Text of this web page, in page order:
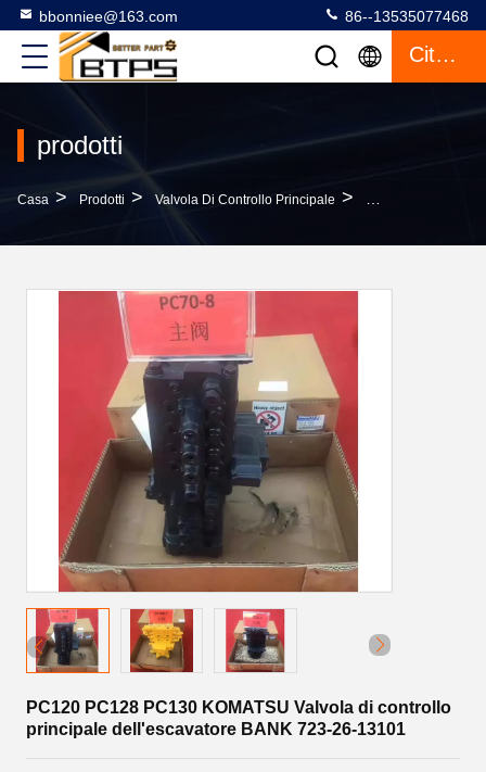
bbonniee@163.com 86--13535077468
Citazione
prodotti
Casa > Prodotti > Valvola Di Controllo Principale > PC120 PC128
PC120 PC128 PC130 KOMATSU Valvola di controllo
principale dell'escavatore BANK 723-26-13101